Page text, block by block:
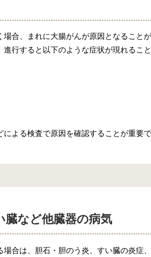
合、まれに大腸がんが原因となることが
行すると以下のような症状が現れること
よる検査で原因を確認することが重要で
臓など他臓器の病気
合は、胆石・胆のう炎、すい臓の炎症